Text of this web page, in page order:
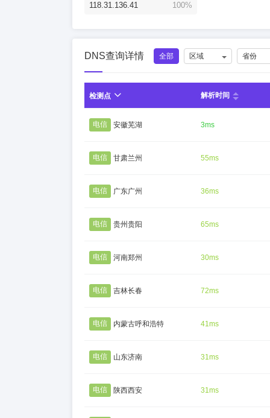
118.31.136.41 100%
DNS查询详情 全部 区域 省份
检测点 解析时间
电信 安徽芜湖 3ms
电信 甘肃兰州 55ms
电信 广东广州 36ms
电信 贵州贵阳 65ms
电信 河南郑州 30ms
电信 吉林长春 72ms
电信 内蒙古呼和浩特 41ms
电信 山东济南 31ms
电信 陕西西安 31ms